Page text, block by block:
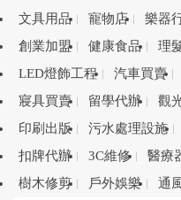
文具用品
寵物店 樂器
創業加盟
健康食品 理
LED燈飾工程
汽車買賣
寢具買賣
留學代辦 觀
印刷出版
污水處理設施
扣牌代辦
3C維修 醫療
樹木修剪
戶外娛樂 通